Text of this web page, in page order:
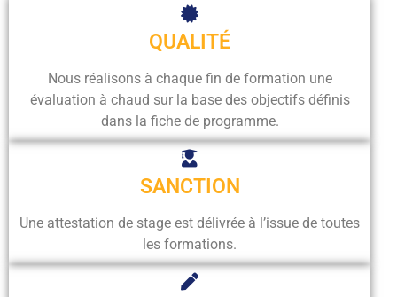
QUALITÉ
Nous réalisons à chaque fin de formation une
évaluation à chaud sur la base des objectifs définis
dans la fiche de programme.
SANCTION
Une attestation de stage est délivrée à l’issue de toutes
les formations.